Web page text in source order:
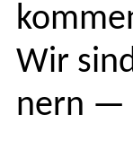
Wir
nern —